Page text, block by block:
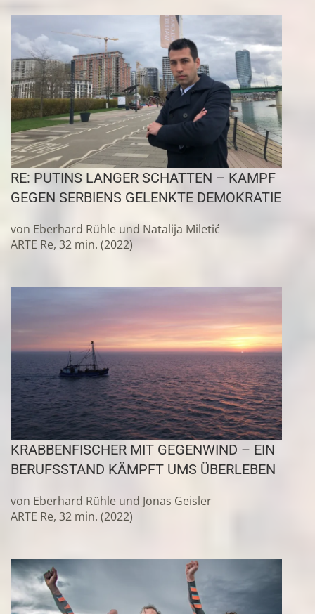
RE: PUTINS LANGER SCHATTEN – KAMPF
GEGEN SERBIENS GELENKTE DEMOKRATIE
von Eberhard Rühle und Natalija Miletić
ARTE Re, 32 min. (2022)
KRABBENFISCHER MIT GEGENWIND – EIN
BERUFSSTAND KÄMPFT UMS ÜBERLEBEN
von Eberhard Rühle und Jonas Geisler
ARTE Re, 32 min. (2022)